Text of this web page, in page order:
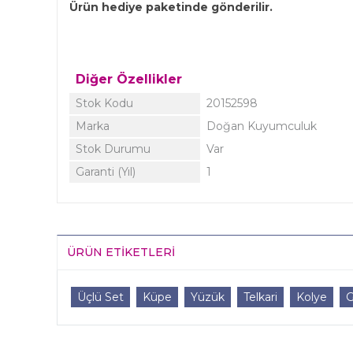
Ürün hediye paketinde gönderilir.
Diğer Özellikler
Stok Kodu
20152598
Marka
Doğan Kuyumculuk
Stok Durumu
Var
Garanti (Yıl)
1
ÜRÜN ETIKETLERI
Üçlü Set Küpe Yüzük Telkari Kolye